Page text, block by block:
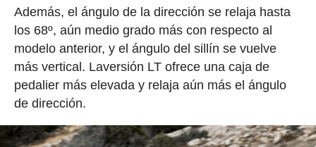
Además, el ángulo de la dirección se relaja hasta
los 68º, aún medio grado más con respecto al
modelo anterior, y el ángulo del sillín se vuelve
más vertical. Laversión LT ofrece una caja de
pedalier más elevada y relaja aún más el ángulo
de dirección.